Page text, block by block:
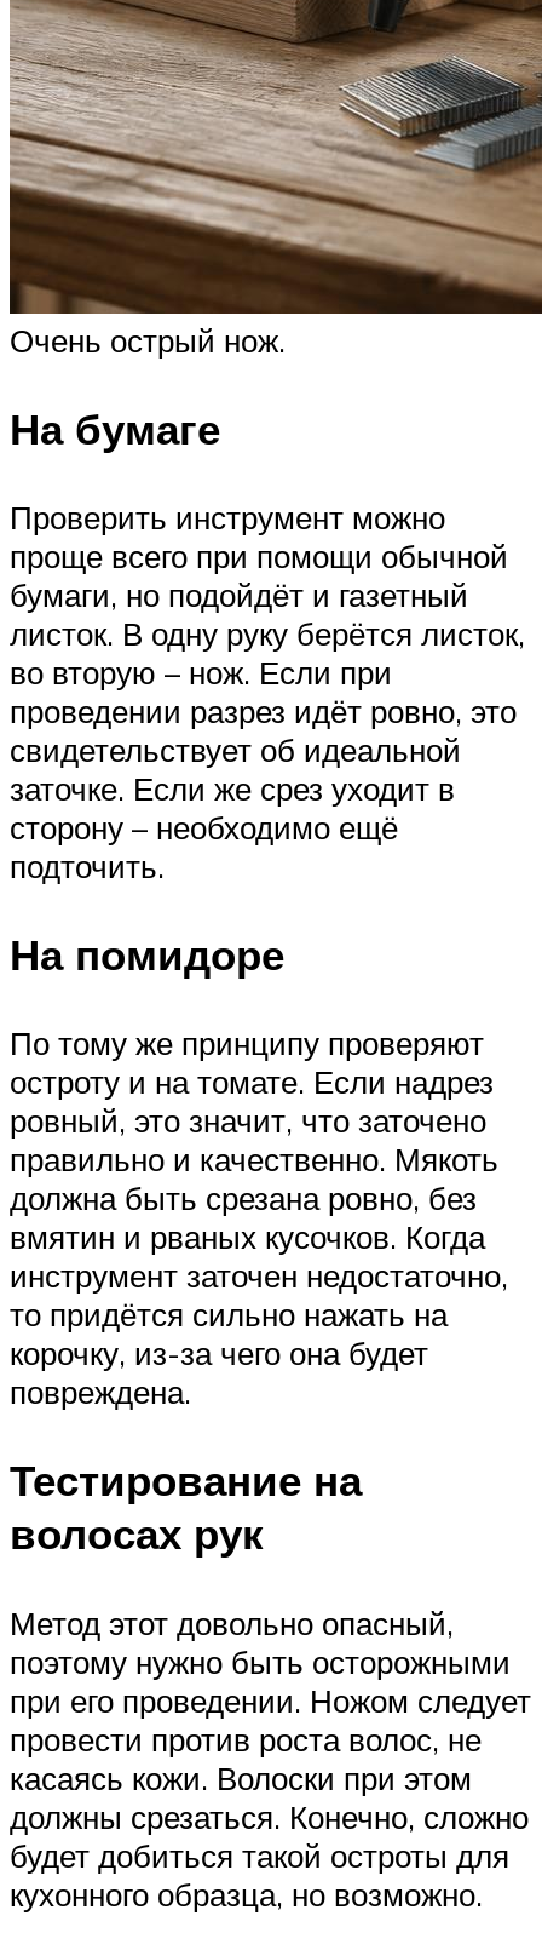
Очень острый нож.
На бумаге
Проверить инструмент можно
проще всего при помощи обычной
бумаги, но подойдёт и газетный
листок. В одну руку берётся листок,
во вторую – нож. Если при
проведении разрез идёт ровно, это
свидетельствует об идеальной
заточке. Если же срез уходит в
сторону – необходимо ещё
подточить.
На помидоре
По тому же принципу проверяют
остроту и на томате. Если надрез
ровный, это значит, что заточено
правильно и качественно. Мякоть
должна быть срезана ровно, без
вмятин и рваных кусочков. Когда
инструмент заточен недостаточно,
то придётся сильно нажать на
корочку, из-за чего она будет
повреждена.
Тестирование на
волосах рук
Метод этот довольно опасный,
поэтому нужно быть осторожными
при его проведении. Ножом следует
провести против роста волос, не
касаясь кожи. Волоски при этом
должны срезаться. Конечно, сложно
будет добиться такой остроты для
кухонного образца, но возможно.